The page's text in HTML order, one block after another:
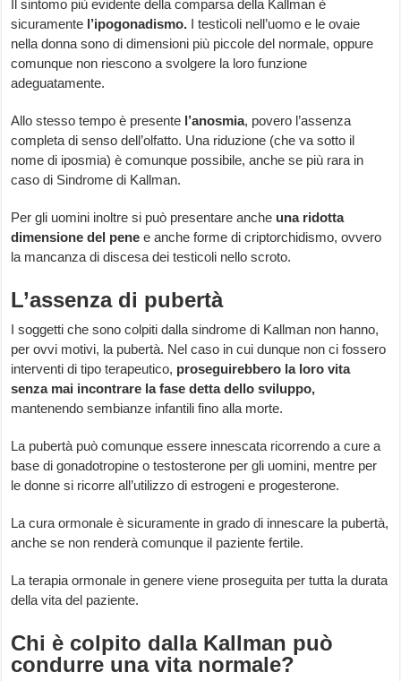
Il sintomo più evidente della comparsa della Kallman è
sicuramente l’ipogonadismo. I testicoli nell’uomo e le ovaie
nella donna sono di dimensioni più piccole del normale, oppure
comunque non riescono a svolgere la loro funzione
adeguatamente.
Allo stesso tempo è presente l’anosmia, povero l’assenza
completa di senso dell’olfatto. Una riduzione (che va sotto il
nome di iposmia) è comunque possibile, anche se più rara in
caso di Sindrome di Kallman.
Per gli uomini inoltre si può presentare anche una ridotta
dimensione del pene e anche forme di criptorchidismo, ovvero
la mancanza di discesa dei testicoli nello scroto.
L’assenza di pubertà
I soggetti che sono colpiti dalla sindrome di Kallman non hanno,
per ovvi motivi, la pubertà. Nel caso in cui dunque non ci fossero
interventi di tipo terapeutico, proseguirebbero la loro vita
senza mai incontrare la fase detta dello sviluppo,
mantenendo sembianze infantili fino alla morte.
La pubertà può comunque essere innescata ricorrendo a cure a
base di gonadotropine o testosterone per gli uomini, mentre per
le donne si ricorre all’utilizzo di estrogeni e progesterone.
La cura ormonale è sicuramente in grado di innescare la pubertà,
anche se non renderà comunque il paziente fertile.
La terapia ormonale in genere viene proseguita per tutta la durata
della vita del paziente.
Chi è colpito dalla Kallman può
condurre una vita normale?